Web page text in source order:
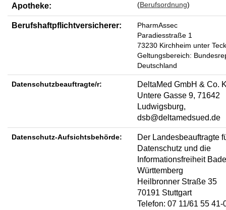
Apotheke:
(Berufsordnung)
Berufshaftpflichtversicherer:
PharmAssec
Paradiesstraße 1
73230 Kirchheim unter Teck
Geltungsbereich:
Deutschland
Datenschutzbeauftragte/r:
DeltaMed GmbH & Co.
Untere Gasse 9, 71642
Ludwigsburg,
dsb@deltamedsued.de
Datenschutz-Aufsichtsbehörde:
Der Landesbeauftragte
Datenschutz und die
Informationsfreiheit
Württemberg
Heilbronner Straße 35
70191 Stuttgart
Telefon: 07 11/61 55 41-